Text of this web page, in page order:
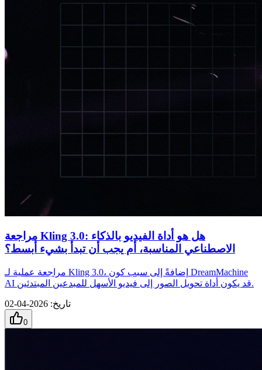
مراجعة Kling 3.0: هل هو أداة الفيديو بالذكاء
الاصطناعي المناسبة، أم يجب أن تبدأ بشيء أبسط؟
مراجعة عملية لـ Kling 3.0، إضافةً إلى سبب كون DreamMachine
AI قد يكون أداة تحويل الصور إلى فيديو الأسهل للمبدعين المبتدئين.
تاريخ:
2026-04-02
0